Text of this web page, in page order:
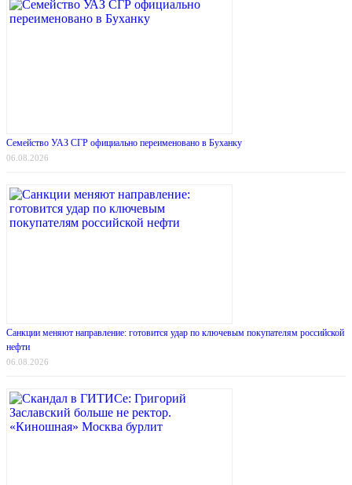
Семейство УАЗ СГР официально переименовано в Буханку
06.08.2026
Санкции меняют направление: готовится удар по ключевым покупателям российской
нефти
06.08.2026